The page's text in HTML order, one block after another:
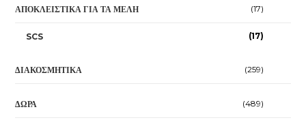
ΑΠΟΚΛΕΙΣΤΙΚΆ ΓΙΑ ΤΑ ΜΈΛΗ (17)
SCS (17)
ΔΙΑΚΟΣΜΗΤΙΚΆ (259)
ΔΏΡΑ (489)